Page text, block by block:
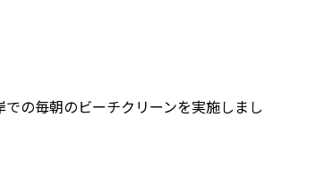
の毎朝のビーチクリーンを実施しまし